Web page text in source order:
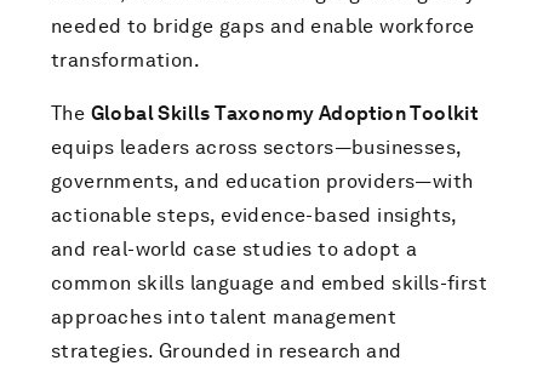
needed to bridge gaps and enable workforce
transformation.
The Global Skills Taxonomy Adoption Toolkit
equips leaders across sectors—businesses,
governments, and education providers—with
actionable steps, evidence-based insights,
and real-world case studies to adopt a
common skills language and embed skills-first
approaches into talent management
strategies. Grounded in research and